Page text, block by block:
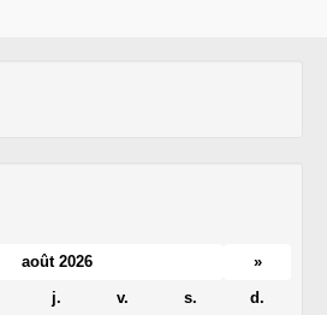
août 2026
»
j. v. s.
d.